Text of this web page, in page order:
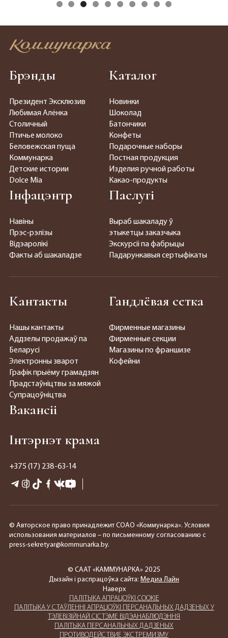
ПАЛIТЫКА АПРАЦОЎКІ COOKIE
ПАЛIТЫКА У СТАЎЛЕННІ АПРАЦОЎКІ ПЕРСАНАЛЬНЫХ ДАДЗЕНЫХ У
ТЭЛЕВІЗІЙНАЙ СІСТЭМЕ ВІДЭАНАБЛЮДЭННЯ
ПАЛIТЫКА ПЕРСАНАЛЬНЫХ ДАДЗЕНЫХ
ПРОТИВОДЕЙСТВИЕ ЭКСТРЕМИЗМУ
Брэнды
Президент Эксклюзив
Любимая Алёнка
Столичный
Птичье молоко
Беловежская пуща
Коммунарка
Детские истории
Dolce Mia
Каталог
Новинки
Шоколад
Батончики
Конфеты
Подарочные наборы
Постная продукция
Изделия ручной работы
Какао-продукты
Інфацэнтр
Навіны
Прэс-рэлізы
Відэаролікі
Факты аб шакаладзе
Паслугі
Выраб шакаладу ў
этыкетцы заказчыка
Экскурсіі па фабрыцы
Падарункавыя сертыфікаты
Кантакты
Нашы кантакты
Аддзелы продажаў па
Беларусі
Электронны зварот
Графік прыёму грамадзян
Прадстаўніцтвы за мяжой
Супрацоўніцтва
Гандлёвая сетка
Фирменные магазины
Фирменные секции
Магазины по франшизе
Кофейни
Вакансіі
Інтэрнэт крама
+375 (17) 238-63-14
© Авторское право принадлежит СОАО «Коммунарка». Условия
использования материалов – по письменному согласованию с
press-sekretyar@kommunarka.by.
© СААТ «КАММУНАРКА» 2025
Дызайн і распрацоўка сайта: Медиа Лайн
Наверх